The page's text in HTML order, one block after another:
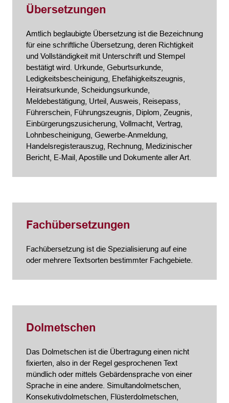
Übersetzungen
Amtlich beglaubigte Übersetzung ist die Bezeichnung
für eine schriftliche Übersetzung, deren Richtigkeit
und Vollständigkeit mit Unterschrift und Stempel
bestätigt wird. Urkunde, Geburtsurkunde,
Ledigkeitsbescheinigung, Ehefähigkeitszeugnis,
Heiratsurkunde, Scheidungsurkunde,
Meldebestätigung, Urteil, Ausweis, Reisepass,
Führerschein, Führungszeugnis, Diplom, Zeugnis,
Einbürgerungszusicherung, Vollmacht, Vertrag,
Lohnbescheinigung, Gewerbe-Anmeldung,
Handelsregisterauszug, Rechnung, Medizinischer
Bericht, E-Mail, Apostille und Dokumente aller Art.
Fachübersetzungen
Fachübersetzung ist die Spezialisierung auf eine
oder mehrere Textsorten bestimmter Fachgebiete.
Dolmetschen
Das Dolmetschen ist die Übertragung einen nicht
fixierten, also in der Regel gesprochenen Text
mündlich oder mittels Gebärdensprache von einer
Sprache in eine andere. Simultandolmetschen,
Konsekutivdolmetschen, Flüsterdolmetschen,